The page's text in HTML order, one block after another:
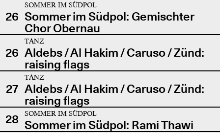
26
SOMMER IM SÜDPOL
Sommer im Südpol: Gemischter
Chor Obernau
26
TANZ
Aldebs / Al Hakim / Caruso / Zünd:
raising flags
27
TANZ
Aldebs / Al Hakim / Caruso / Zünd:
raising flags
28
SOMMER IM SÜDPOL
Sommer im Südpol: Rami Thawi